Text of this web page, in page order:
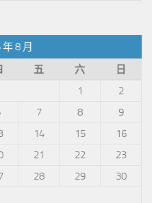
8 月
五 六
日
1
2
7 8
9
14 15
16
21 22
23
28 29
30